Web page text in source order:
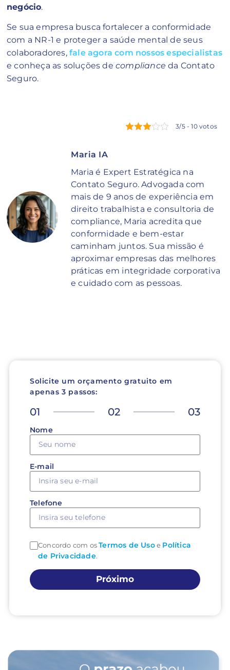
negócio.
Se sua empresa busca fortalecer a conformidade
com a NR-1 e proteger a saúde mental de seus
colaboradores, fale agora com nossos especialistas
e conheça as soluções de compliance da Contato
Seguro.
3/5 - 10 votos
Maria IA
Maria é Expert Estratégica na
Contato Seguro. Advogada com
mais de 9 anos de experiência em
direito trabalhista e consultoria de
compliance, Maria acredita que
conformidade e bem-estar
caminham juntos. Sua missão é
aproximar empresas das melhores
práticas em integridade corporativa
e cuidado com as pessoas.
Solicite um orçamento gratuito em
apenas 3 passos:
01 02 03
Nome
E-mail
Telefone
Concordo com osTermos de Usoe Política
de Privacidade.
Próximo